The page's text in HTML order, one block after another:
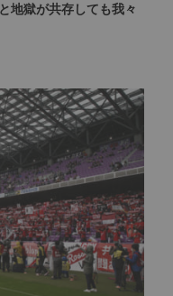
地獄が共存しても我々